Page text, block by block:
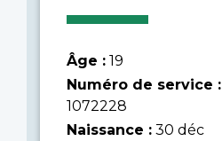
Âge : 19
Numéro de service :
1072228
Naissance : 30 déc